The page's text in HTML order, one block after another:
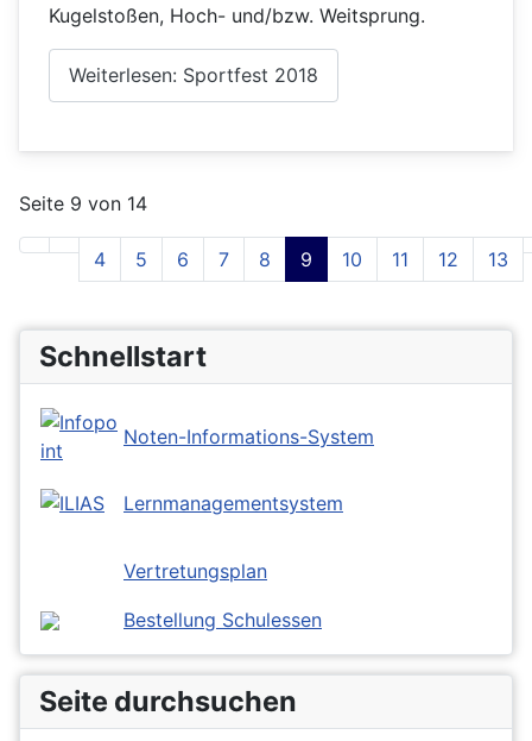
Kugelstoßen, Hoch- und/bzw. Weitsprung.
Weiterlesen: Sportfest 2018
Seite 9 von 14
4 5 6 7 8 9 10 11 12 13
Schnellstart
Noten-Informations-System
Lernmanagementsystem
Vertretungsplan
Bestellung Schulessen
Seite durchsuchen